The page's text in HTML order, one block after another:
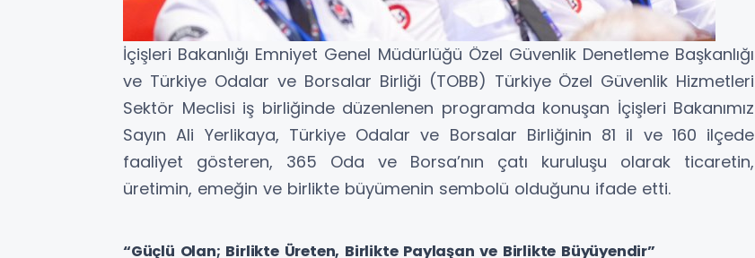
İçişleri Bakanlığı Emniyet Genel Müdürlüğü Özel Güvenlik Denetleme Başkanlığı
ve Türkiye Odalar ve Borsalar Birliği (TOBB) Türkiye Özel Güvenlik Hizmetleri
Sektör Meclisi iş birliğinde düzenlenen programda konuşan İçişleri Bakanımız
Sayın Ali Yerlikaya, Türkiye Odalar ve Borsalar Birliğinin 81 il ve 160 ilçede
faaliyet gösteren, 365 Oda ve Borsa’nın çatı kuruluşu olarak ticaretin,
üretimin, emeğin ve birlikte büyümenin sembolü olduğunu ifade etti.
“Güçlü Olan; Birlikte Üreten, Birlikte Paylaşan ve Birlikte Büyüyendir”